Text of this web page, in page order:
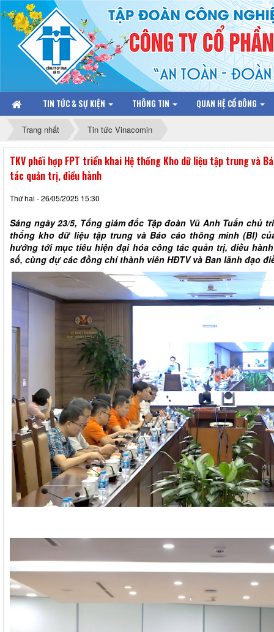
TIN TỨC & SỰ KIỆN THÔNG TIN QUAN HỆ CỔ ĐÔNG
Trang nhất Tin tức Vinacomin
TKV phối hợp FPT triển khai Hệ thống Kho dữ liệu tập trung và
tác quản trị, điều hành
Thứ hai - 26/05/2025 15:30
Sáng ngày 23/5, Tổng giám đốc Tập đoàn Vũ Anh Tuấn chủ
thống kho dữ liệu tập trung và Báo cáo thông minh (BI)
hướng tới mục tiêu hiện đại hóa công tác quản trị, điều
số, cùng dự các đồng chí thành viên HĐTV và Ban lãnh đạo